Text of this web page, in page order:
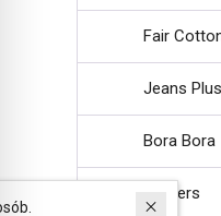
W ostatnich 30 dniach
Fair
Jeans Plus
Bora Bora
Flowers